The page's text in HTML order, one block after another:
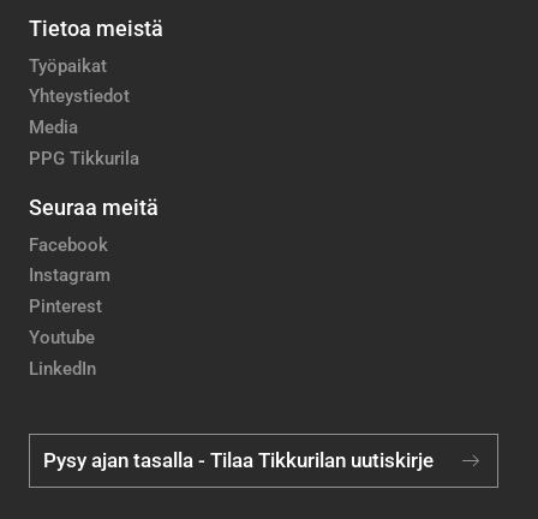
Tietoa meistä
Työpaikat
Yhteystiedot
Media
PPG Tikkurila
Seuraa meitä
Facebook
Instagram
Pinterest
Youtube
LinkedIn
Pysy ajan tasalla - Tilaa Tikkurilan uutiskirje